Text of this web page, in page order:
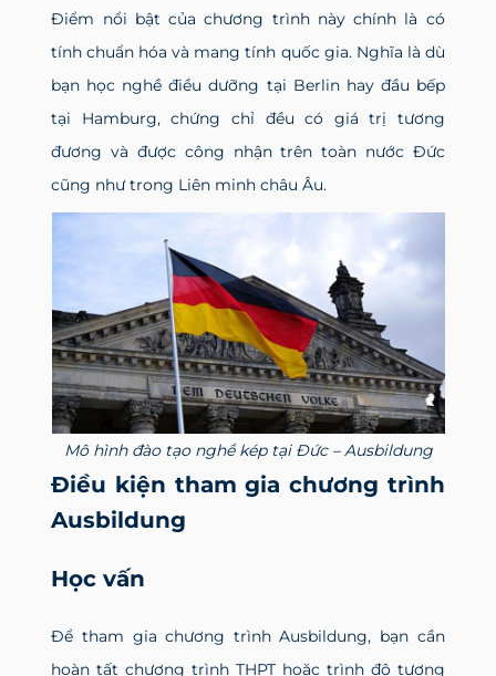
Điểm nổi bật của chương trình này chính là có
tính chuẩn hóa và mang tính quốc gia. Nghĩa là dù
bạn học nghề điều dưỡng tại Berlin hay đầu bếp
tại Hamburg, chứng chỉ đều có giá trị tương
đương và được công nhận trên toàn nước Đức
cũng như trong Liên minh châu Âu.
Mô hình đào tạo nghề kép tại Đức – Ausbildung
Điều kiện tham gia chương trình
Ausbildung
Học vấn
Để tham gia chương trình Ausbildung, bạn cần
hoàn tất chương trình THPT hoặc trình độ tương